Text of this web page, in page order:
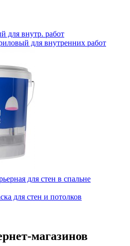
для внутренних работ
для стен в спальне
для стен и потолков
магазинов